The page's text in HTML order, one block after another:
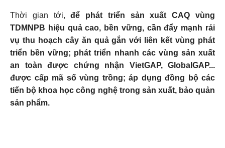
Thời gian tới,để phát triển sản xuất CAQ vùng
TDMNPB hiệu quả cao, bền vững, cần đẩy mạnh rải
vụ thu hoạch cây ăn quả gắn với liên kết vùng phát
triển bền vững; phát triển nhanh các vùng sản xuất
an toàn được chứng nhận VietGAP, GlobalGAP...
được cấp mã số vùng trồng; áp dụng đồng bộ các
tiến bộ khoa học công nghệ trong sản xuất, bảo quản
sản phẩm.